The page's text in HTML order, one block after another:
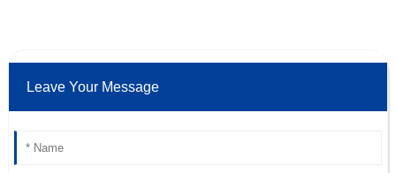
Leave Your Message